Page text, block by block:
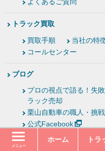
メニュー
ホーム トラ
トラック買取
買取手順 当社の特
コールセンター
ブログ
プロの視点で語る！失
ラック売却
栗山自動車の職人・挑戦
公式Facebook
お客様の声